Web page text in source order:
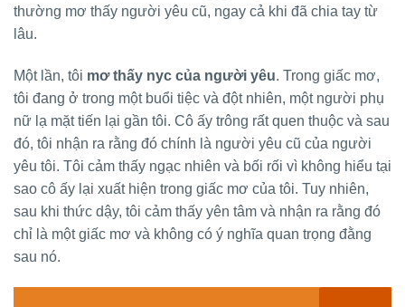
thường mơ thấy người yêu cũ, ngay cả khi đã chia tay từ
lâu.
Một lần, tôi mơ thấy nyc của người yêu. Trong giấc mơ,
tôi đang ở trong một buổi tiệc và đột nhiên, một người phụ
nữ lạ mặt tiến lại gần tôi. Cô ấy trông rất quen thuộc và sau
đó, tôi nhận ra rằng đó chính là người yêu cũ của người
yêu tôi. Tôi cảm thấy ngạc nhiên và bối rối vì không hiểu tại
sao cô ấy lại xuất hiện trong giấc mơ của tôi. Tuy nhiên,
sau khi thức dậy, tôi cảm thấy yên tâm và nhận ra rằng đó
chỉ là một giấc mơ và không có ý nghĩa quan trọng đằng
sau nó.